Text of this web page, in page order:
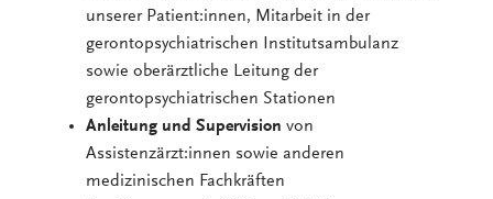
unserer Patient:innen, Mitarbeit in der
gerontopsychiatrischen Institutsambulanz
sowie oberärztliche Leitung der
gerontopsychiatrischen Stationen
Anleitung und Supervision von
Assistenzärzt:innen sowie anderen
medizinischen Fachkräften